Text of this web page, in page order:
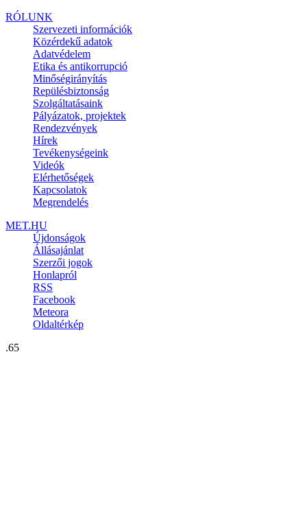
RÓLUNK
Szervezeti információk
Közérdekű adatok
Adatvédelem
Etika és antikorrupció
Minőségirányítás
Repülésbiztonság
Szolgáltatásaink
Pályázatok, projektek
Rendezvények
Hírek
Tevékenységeink
Videók
Elérhetőségek
Kapcsolatok
Megrendelés
MET.HU
Újdonságok
Állásajánlat
Szerzői jogok
Honlapról
RSS
Facebook
Meteora
Oldaltérkép
.65